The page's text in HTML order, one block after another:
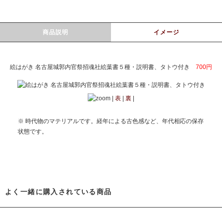
商品説明 イメージ
絵はがき 名古屋城郭内官祭招魂社絵葉書５種・説明書、タトウ付き 700円
表 裏
※ 時代物のマテリアルです。経年による古色感など、年代相応の保存
状態です。
よく一緒に購入されている商品